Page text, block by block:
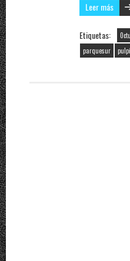
Leer más
Etiquetas:
parquesur